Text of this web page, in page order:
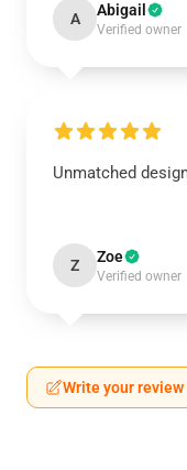
A Abigail
Verified owner
Unmatched
Z Zoe
Verified owner
Write your review